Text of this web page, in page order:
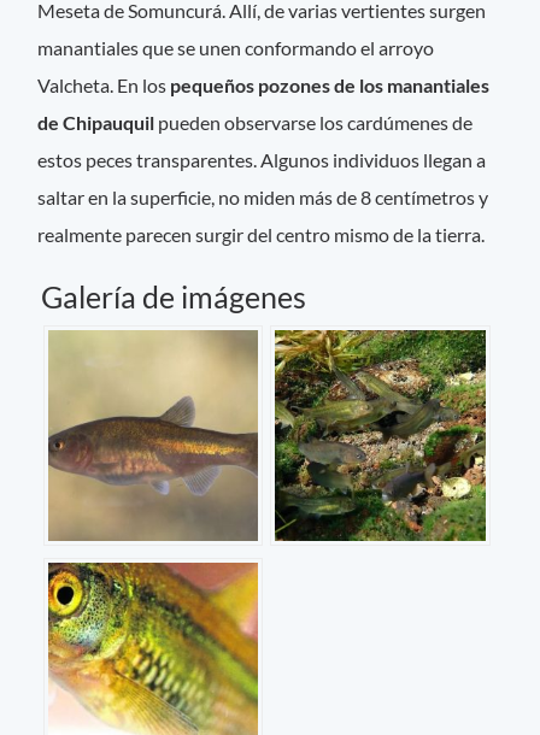
Meseta de Somuncurá. Allí, de varias vertientes surgen
manantiales que se unen conformando el arroyo
Valcheta. En los pequeños pozones de los manantiales
de Chipauquil pueden observarse los cardúmenes de
estos peces transparentes. Algunos individuos llegan a
saltar en la superficie, no miden más de 8 centímetros y
realmente parecen surgir del centro mismo de la tierra.
Galería de imágenes